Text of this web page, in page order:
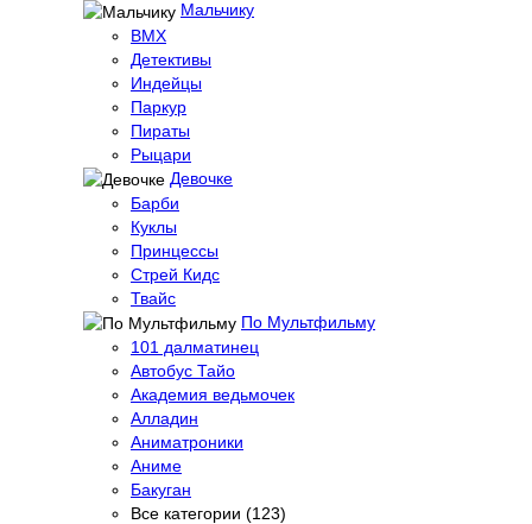
Мальчику
BMX
Детективы
Индейцы
Паркур
Пираты
Рыцари
Девочке
Барби
Куклы
Принцессы
Стрей Кидс
Твайс
По Мультфильму
101 далматинец
Автобус Тайо
Академия ведьмочек
Алладин
Аниматроники
Аниме
Бакуган
Все категории (123)